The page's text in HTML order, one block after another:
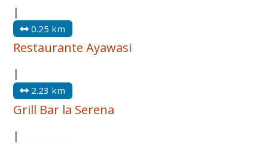
|
0.25 km
Restaurante Ayawasi
|
2.23 km
Grill Bar la Serena
|